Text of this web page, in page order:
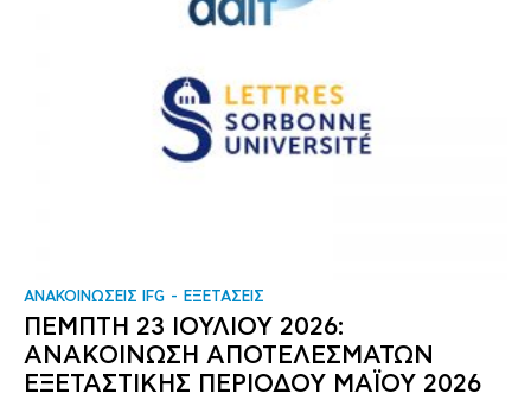
ΑΝΑΚΟΙΝΩΣΕΙΣ IFG ΕΞΕΤΑΣΕΙΣ
ΠΕΜΠΤΗ 23 ΙΟΥΛΙΟΥ 2026:
ΑΝΑΚΟΙΝΩΣΗ ΑΠΟΤΕΛΕΣΜΑΤΩΝ
ΕΞΕΤΑΣΤΙΚΗΣ ΠΕΡΙΟΔΟΥ ΜΑΪΟΥ 2026